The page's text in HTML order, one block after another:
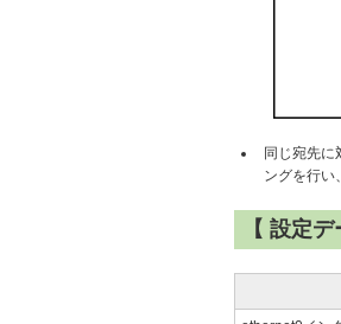
同じ宛先
ングを行い
【 設定デ